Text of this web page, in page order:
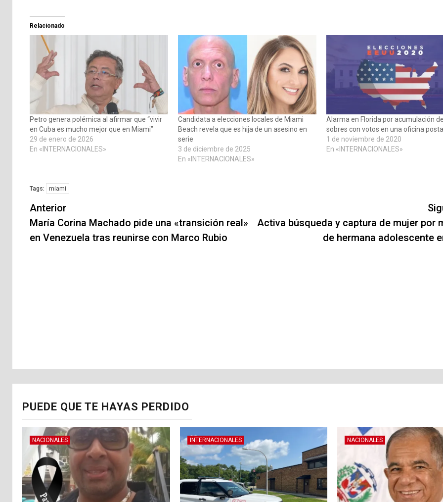
Relacionado
Petro genera polémica al afirmar que “vivir
en Cuba es mucho mejor que en Miami”
29 de enero de 2026
En «INTERNACIONALES»
Candidata a elecciones locales de Miami
Beach revela que es hija de un asesino en
serie
3 de diciembre de 2025
En «INTERNACIONALES»
Alarma en Florida por acumulación de
sobres con votos en una oficina postal
1 de noviembre de 2020
En «INTERNACIONALES»
Tags: miami
Navegación
de
entradas
Anterior
María Corina Machado pide una «transición real»
en Venezuela tras reunirse con Marco Rubio
Activa búsqueda y captura de mujer por
de hermana adolescente
PUEDE QUE TE HAYAS PERDIDO
NACIONALES INTERNACIONALES NACIONALES